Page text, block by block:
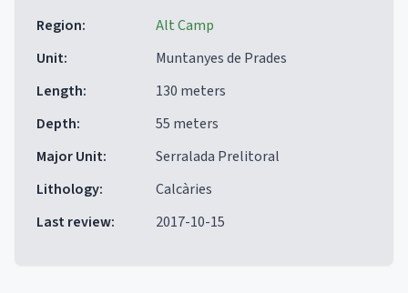
Region:
Alt Camp
Unit:
Muntanyes de Prades
Length:
130 meters
Depth:
55 meters
Major Unit:
Serralada Prelitoral
Lithology:
Calcàries
Last review: 2017-10-15